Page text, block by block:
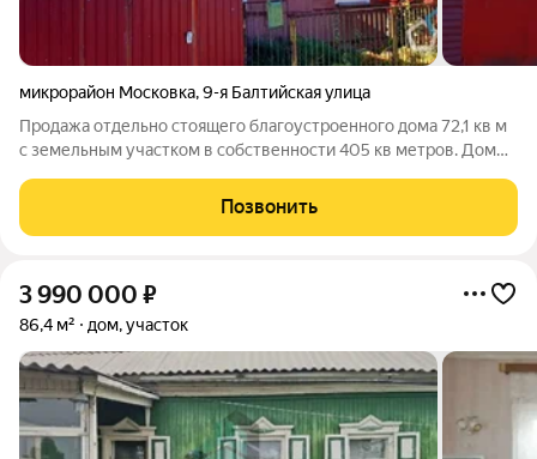
микрорайон Московка,9-я Балтийская улица
Продажа отдельно стоящего благоустроенного дома 72,1 кв м
с земельным участком в собственности 405 кв метров. Дом
канализация септик . Хорошая планировка, комнаты
изолированные. В подарок
Позвонить
3 990 000 ₽
86,4 м² дом, участок